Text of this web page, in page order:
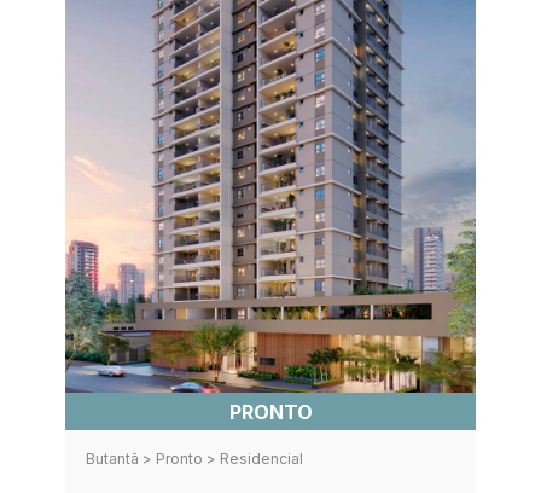
PRONTO
Butantã > Pronto > Residencial